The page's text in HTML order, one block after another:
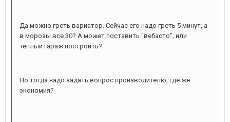
Да можно греть вариатор. Сейчас его надо греть 5 минут, а
в морозы все 30? А может поставить "вебасто", или
теплый гараж построить?
Но тогда надо задать вопрос производителю, где же
экономия?